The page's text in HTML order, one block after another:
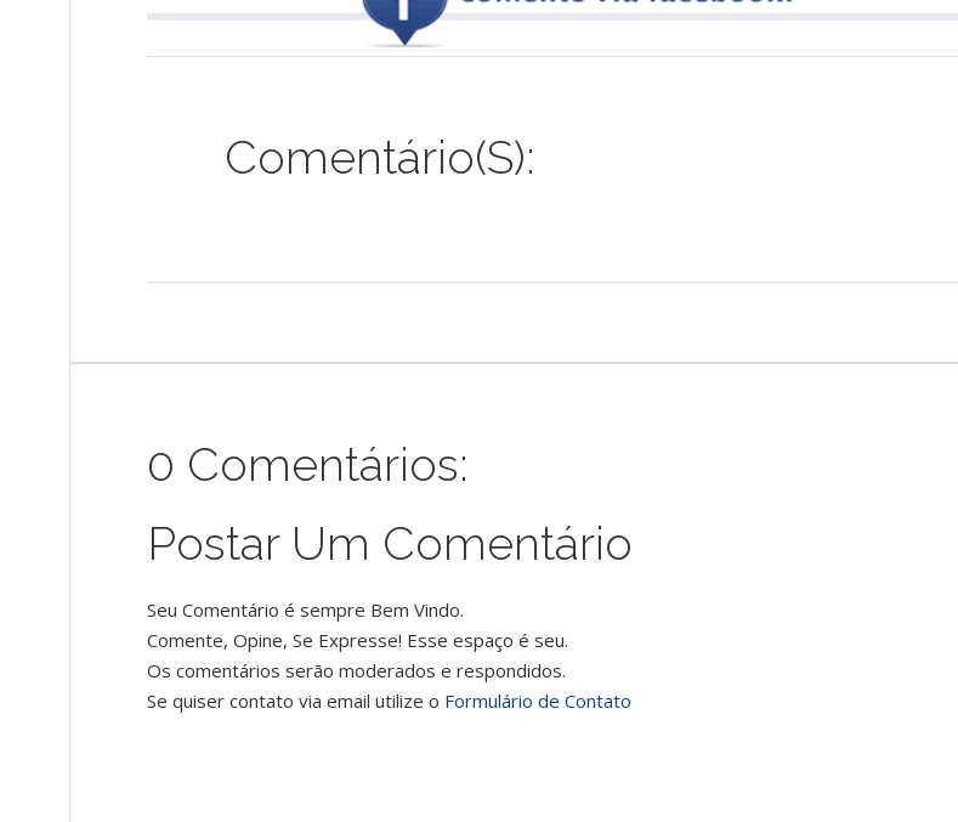
Comentário(s):
0 Comentários:
Postar Um Comentário
Seu Comentário é sempre Bem Vindo.
Comente, Opine, Se Expresse! Esse espaço é seu.
Os comentários serão moderados e respondidos.
Se quiser contato via email utilize o Formulário de Contato